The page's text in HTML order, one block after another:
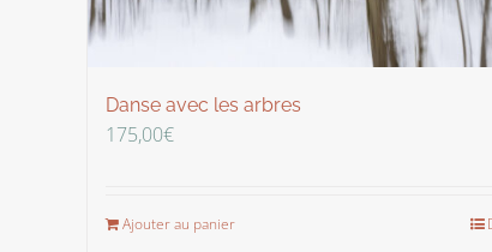
Danse avec les arbres
175,00€
Ajouter au panier